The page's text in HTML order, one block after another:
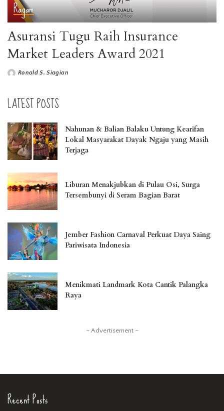
Ragam
Asuransi Tugu Raih Insurance
Market Leaders Award 2021
Ronald S. Siagian
LATEST POSTS
Nahunan & Balian Balaku Untung Kearifan
Lokal Masyarakat Dayak Ngaju yang Masih
Terjaga
Liburan Menakjubkan di Pulau Osi, Surga
Tersembunyi di Seram Bagian Barat
Jember Fashion Carnaval Perkuat Daya Saing
Pariwisata Indonesia
Menikmati Landmark Kota Cantik Palangka
Raya
– Advertisement –
Recent Posts